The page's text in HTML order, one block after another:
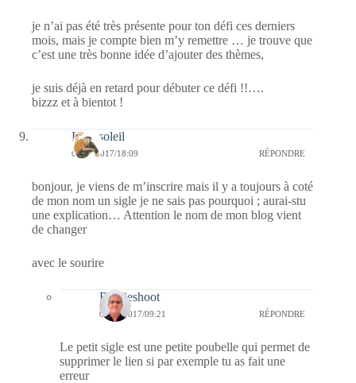
je n’ai pas été très présente pour ton défi ces derniers
mois, mais je compte bien m’y remettre … je trouve que
c’est une très bonne idée d’ajouter des thèmes,
je suis déjà en retard pour débuter ce défi !!….
bizzz et à bientot !
Lilousoleil
02/01/2017/18:09 RÉPONDRE
bonjour, je viens de m’inscrire mais il y a toujours à coté
de mon nom un sigle je ne sais pas pourquoi ; aurai-stu
une explication… Attention le nom de mon blog vient
de changer
avec le sourire
Bernieshoot
03/01/2017/09:21 RÉPONDRE
Le petit sigle est une petite poubelle qui permet de
supprimer le lien si par exemple tu as fait une
erreur